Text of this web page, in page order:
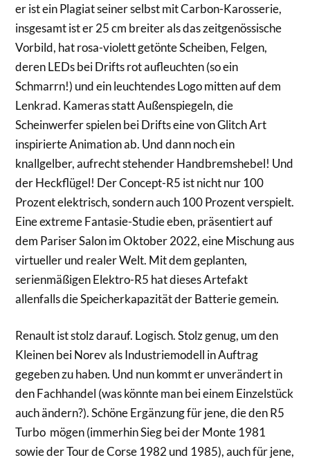
er ist ein Plagiat seiner selbst mit Carbon-Karosserie,
insgesamt ist er 25 cm breiter als das zeitgenössische
Vorbild, hat rosa-violett getönte Scheiben, Felgen,
deren LEDs bei Drifts rot aufleuchten (so ein
Schmarrn!) und ein leuchtendes Logo mitten auf dem
Lenkrad. Kameras statt Außenspiegeln, die
Scheinwerfer spielen bei Drifts eine von Glitch Art
inspirierte Animation ab. Und dann noch ein
knallgelber, aufrecht stehender Handbremshebel! Und
der Heckflügel! Der Concept-R5 ist nicht nur 100
Prozent elektrisch, sondern auch 100 Prozent verspielt.
Eine extreme Fantasie-Studie eben, präsentiert auf
dem Pariser Salon im Oktober 2022, eine Mischung aus
virtueller und realer Welt. Mit dem geplanten,
serienmäßigen Elektro-R5 hat dieses Artefakt
allenfalls die Speicherkapazität der Batterie gemein.
Renault ist stolz darauf. Logisch. Stolz genug, um den
Kleinen bei Norev als Industriemodell in Auftrag
gegeben zu haben. Und nun kommt er unverändert in
den Fachhandel (was könnte man bei einem Einzelstück
auch ändern?). Schöne Ergänzung für jene, die den R5
Turbo mögen (immerhin Sieg bei der Monte 1981
sowie der Tour de Corse 1982 und 1985), auch für jene,